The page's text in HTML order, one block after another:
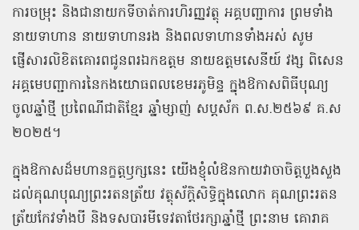
ការចម្រុះ និងជានាយកទីចាត់ការហិរញ្ញវត្ថុ អគ្គបញ្ជាការ ព្រមទាំង
នាយទាហាន នាយទាហានរង និងពលទាហានទាំងអស់ សូម
ផ្ញើសារលិខិតគោរពជូនពរឯកឧត្ដម នាយឧត្ដមសេនីយ៍ វង្ស ពិសេន
អគ្គមេបញ្ជាការនៃកងយោធពលខេមរភូមិន្ទ ក្នុងឱកាសពិធីបុណ្យ
ចូលឆ្នាំថ្មី ប្រពៃណីជាតិខ្មែរ ឆ្នាំម្សាញ់ សប្ដស័ក ព.ស.២៥៦៩ គ.ស
២០២៥។
ក្នុងឱកាសដ៏មហានក្ខត្តឫក្សនេះ យើងខ្ញុំលំឱនកាយវាចាចិត្តបួងសួង
ដល់គុណបុណ្យព្រះរតនត្រ័យ វត្ថុស័ក្ដិសិទ្ធិក្នុងលោក គុណព្រះរតន
ត្រ័យកែវទាំងបី និងទសបារមីទេវតាថែរក្សាឆ្នាំថ្មី ព្រះនាម គោរាគ